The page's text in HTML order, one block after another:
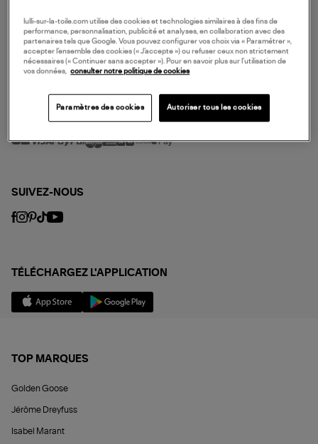
NOS SERVICES
SERVICE CLIENT
MODE DE PAIEMENT
SUIVEZ-NOUS
TÉLÉCHARGEZ L'APPLICATION
TOP MARQUES
Golden Goose
Jérôme Dreyfuss
Isabel Marant
lulli-sur-la-toile.com utilise des cookies et technologies similaires à des fins de
performance, personnalisation, publicité et analyses, en collaboration avec des
partenaires tels que Google. Vous pouvez configurer vos choix via « Paramétrer »,
accepter l’ensemble des cookies (« J’accepte ») ou refuser ceux non strictement
nécessaires (« Continuer sans accepter »). Pour en savoir plus sur l’utilisation de
vos données,
consulter notre politique de cookies
Paramètres des cookies Autoriser tous les cookies